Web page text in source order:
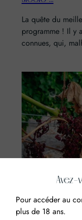
La quête du
programme ! Il y
connues, qui,
L’avis du
Avez-
Pour accéder au
plus de 18 ans.